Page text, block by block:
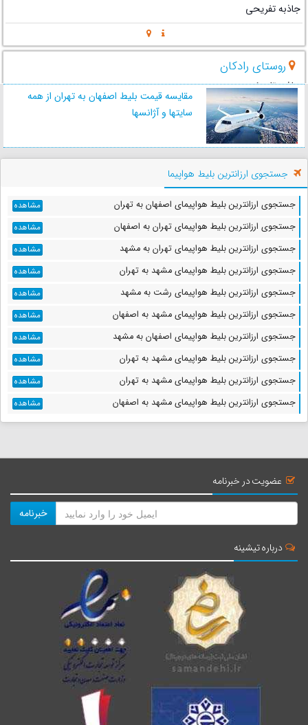
جاذبه تفریحی
روستای رادکان
جاذبه تاریخی
برج رادکان ( میل رادکان )
جاذبه تاریخی
روستای درازنو
جاذبه طبیعی
آبشار دوآب
جاذبه طبیعی
آبشار لاملیج
جاذبه طبیعی
چکل سر
جاذبه طبیعی
مقایسه قیمت بلیط اصفهان به تهران از همه
سایتها و آژانسها
جستجوی ارزانترین بلیط هواپیما
جستجوی ارزانترین بلیط هواپیمای اصفهان به تهران مشاهده
جستجوی ارزانترین بلیط هواپیمای تهران به اصفهان مشاهده
جستجوی ارزانترین بلیط هواپیمای تهران به مشهد مشاهده
جستجوی ارزانترین بلیط هواپیمای مشهد به تهران مشاهده
جستجوی ارزانترین بلیط هواپیمای رشت به مشهد مشاهده
جستجوی ارزانترین بلیط هواپیمای مشهد به اصفهان مشاهده
جستجوی ارزانترین بلیط هواپیمای اصفهان به مشهد مشاهده
جستجوی ارزانترین بلیط هواپیمای مشهد به تهران مشاهده
جستجوی ارزانترین بلیط هواپیمای مشهد به تهران مشاهده
جستجوی ارزانترین بلیط هواپیمای مشهد به اصفهان مشاهده
عضویت در خبرنامه
خبرنامه
درباره تیشینه